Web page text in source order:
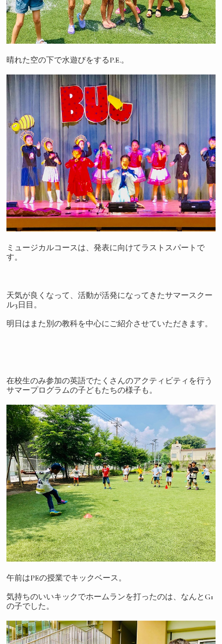
晴れた空の下で水遊びをするP.E.。
ミュージカルコースは、発表に向けてラストスパートで
す。
天気が良くなって、活動が活発になってきたサマースクー
ル3日目。
明日はまた別の教科を中心にご紹介させていただきます。
在校生のみ参加の英語でたくさんのアクティビティを行う
サマープログラムの子どもたちの様子も。
午前はPEの授業でキックベース。
気持ちのいいキックでホームランを打ったのは、なんとG1
の子でした。